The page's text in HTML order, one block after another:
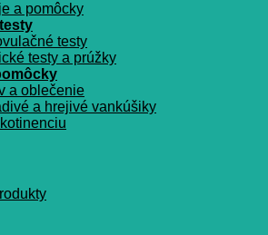
a pomôcky
testy
testy a prúžky
a oblečenie
a hrejivé vankúšiky